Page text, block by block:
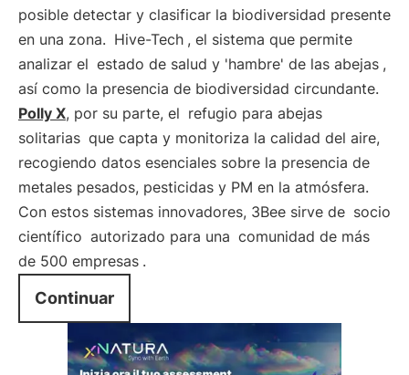
posible detectar y clasificar la biodiversidad presente
en una zona. Hive-Tech , el sistema que permite
analizar el estado de salud y 'hambre' de las abejas ,
así como la presencia de biodiversidad circundante.
Polly X, por su parte, el refugio para abejas
solitarias que capta y monitoriza la calidad del aire,
recogiendo datos esenciales sobre la presencia de
metales pesados, pesticidas y PM en la atmósfera.
Con estos sistemas innovadores, 3Bee sirve de socio
científico autorizado para una comunidad de más
de 500 empresas .
Continuar